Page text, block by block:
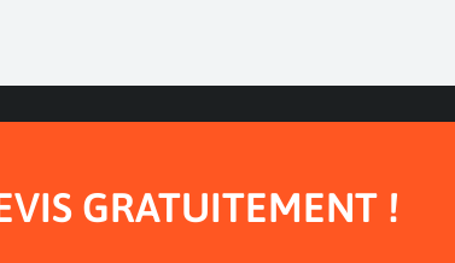
GRATUITEMENT !